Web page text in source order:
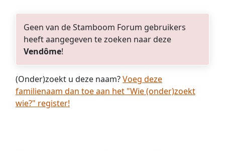
Geen van de Stamboom Forum gebruikers
heeft aangegeven te zoeken naar deze
Vendôme!
(Onder)zoekt u deze naam?Voeg deze
familienaam dan toe aan het "Wie (onder)zoekt
wie?" register!